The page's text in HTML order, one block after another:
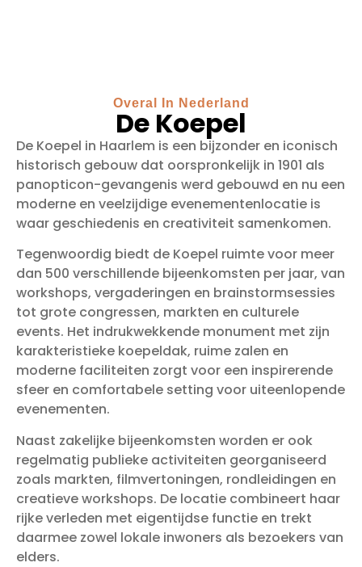
Overal In Nederland
De Koepel
De Koepel in Haarlem is een bijzonder en iconisch
historisch gebouw dat oorspronkelijk in 1901 als
panopticon-gevangenis werd gebouwd en nu een
moderne en veelzijdige evenementenlocatie is
waar geschiedenis en creativiteit samenkomen.
Tegenwoordig biedt de Koepel ruimte voor meer
dan 500 verschillende bijeenkomsten per jaar, van
workshops, vergaderingen en brainstormsessies
tot grote congressen, markten en culturele
events. Het indrukwekkende monument met zijn
karakteristieke koepeldak, ruime zalen en
moderne faciliteiten zorgt voor een inspirerende
sfeer en comfortabele setting voor uiteenlopende
evenementen.
Naast zakelijke bijeenkomsten worden er ook
regelmatig publieke activiteiten georganiseerd
zoals markten, filmvertoningen, rondleidingen en
creatieve workshops. De locatie combineert haar
rijke verleden met eigentijdse functie en trekt
daarmee zowel lokale inwoners als bezoekers van
elders.